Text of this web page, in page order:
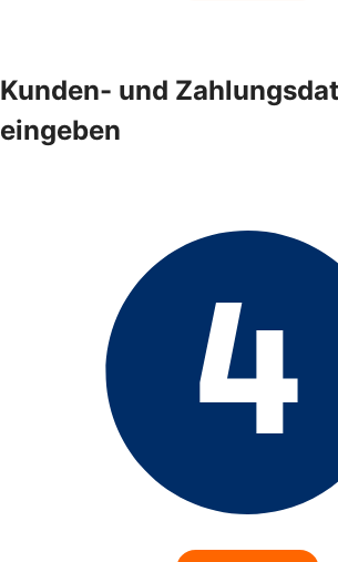
Kunden- und
eingeben